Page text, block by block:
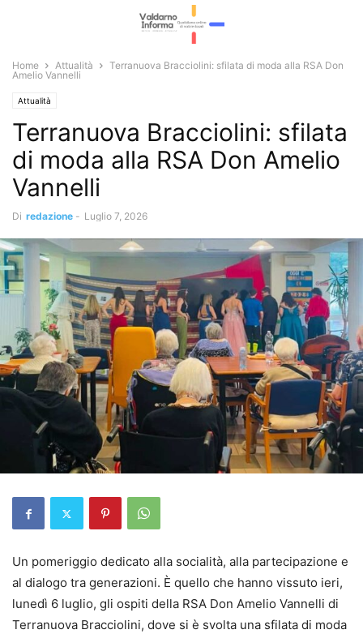
Home Attualità
Terranuova Bracciolini: sfilata di moda alla RSA Don
Amelio Vannelli
Attualità
Terranuova Bracciolini: sfilata
di moda alla RSA Don Amelio
Vannelli
Di redazione - Luglio 7, 2026
Un pomeriggio dedicato alla socialità, alla partecipazione e
al dialogo tra generazioni. È quello che hanno vissuto ieri,
lunedì 6 luglio, gli ospiti della RSA Don Amelio Vannelli di
Terranuova Bracciolini, dove si è svolta una sfilata di moda